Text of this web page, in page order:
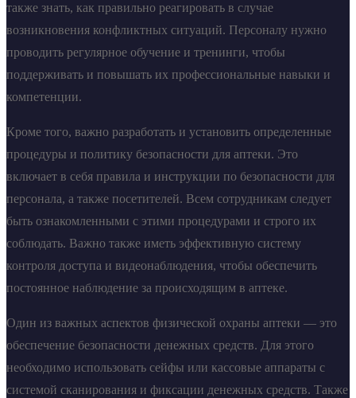
также знать, как правильно реагировать в случае
возникновения конфликтных ситуаций. Персоналу нужно
проводить регулярное обучение и тренинги, чтобы
поддерживать и повышать их профессиональные навыки и
компетенции.
Кроме того, важно разработать и установить определенные
процедуры и политику безопасности для аптеки. Это
включает в себя правила и инструкции по безопасности для
персонала, а также посетителей. Всем сотрудникам следует
быть ознакомленными с этими процедурами и строго их
соблюдать. Важно также иметь эффективную систему
контроля доступа и видеонаблюдения, чтобы обеспечить
постоянное наблюдение за происходящим в аптеке.
Один из важных аспектов физической охраны аптеки — это
обеспечение безопасности денежных средств. Для этого
необходимо использовать сейфы или кассовые аппараты с
системой сканирования и фиксации денежных средств. Также